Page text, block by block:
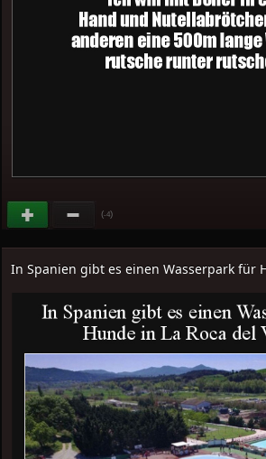
(-4)
In Spanien gibt es einen Wasserpark für